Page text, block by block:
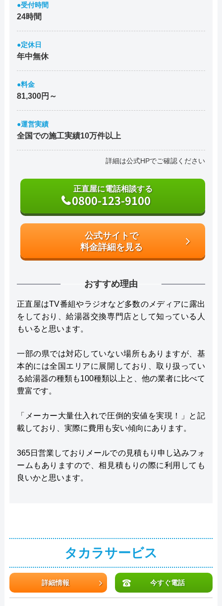
●受付時間
24時間
●定休日
年中無休
●料金
81,300円～
●運営実績
全国での施工実績10万件以上
詳細は公式HPでご確認ください
正直屋に電話相談する
0800-123-9100
公式サイトで
料金詳細を見る
おすすめ理由
正直屋はTV番組やラジオなど多数のメディアに露出
をしており、給湯器交換専門店として知っている人
もいると思います。
一部の県では対応していない場所もありますが、基
本的には全国エリアに展開しており、取り扱ってい
る給湯器の種類も100種類以上と、他の業者に比べて
豊富です。
「メーカー大量仕入れで圧倒的安値を実現！」と記
載しており、実際に費用も安い傾向にあります。
365日営業しておりメールでの見積もり申し込みフォ
ームもありますので、相見積もりの際に利用しても
良いかと思います。
タカラサービス
詳細情報 今すぐ電話